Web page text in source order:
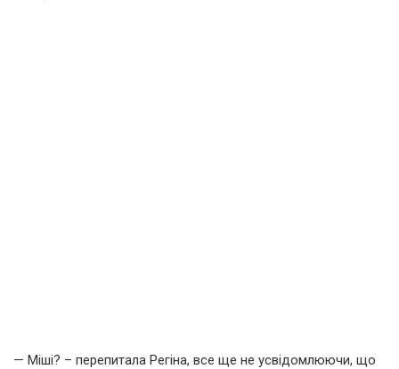
— Міші? – перепитала Регіна, все ще не усвідомлюючи, що